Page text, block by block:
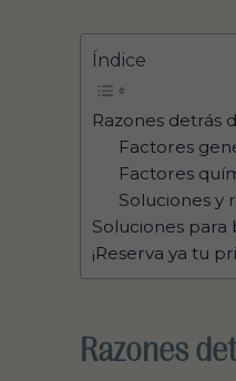
Índice
Razones detrás
Factores
Factores
Soluciones y
Soluciones
¡Reserva ya tu
Razones